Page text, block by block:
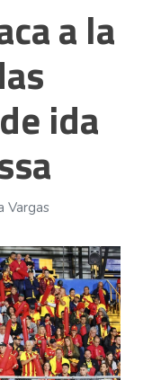
a la
ida
Vargas